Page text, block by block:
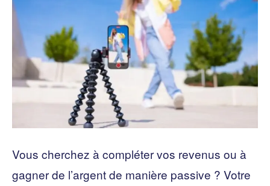
Vous cherchez à compléter vos revenus ou à
gagner de l’argent de manière passive ? Votre